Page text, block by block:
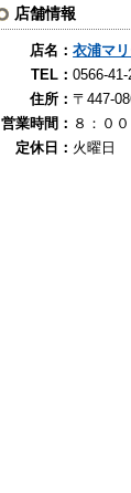
店舗情報
店名：衣浦マ
TEL：0566-
住所：〒447-
営業時間： ８：０
定休日： 火曜日